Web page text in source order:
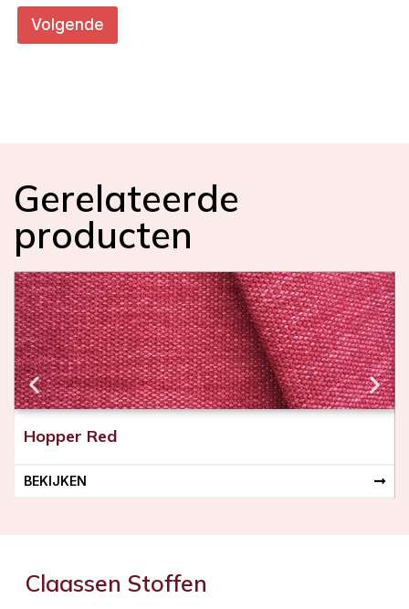
Volgende
Gerelateerde
producten
Hopper Red
BEKIJKEN
Claassen Stoffen